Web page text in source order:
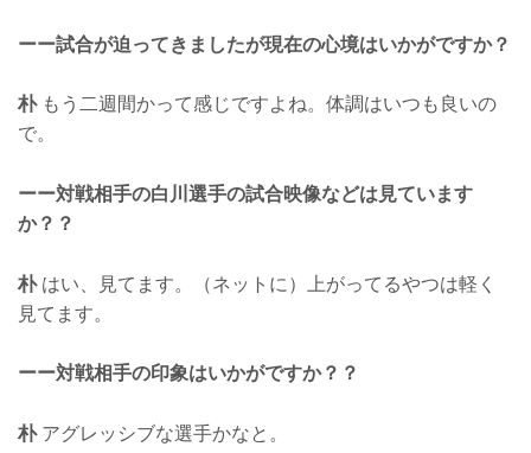
ーー試合が迫ってきましたが現在の心境はいかがですか？
朴もう二週間かって感じですよね。体調はいつも良いの
で。
ーー対戦相手の白川選手の試合映像などは見ています
か？？
朴はい、見てます。（ネットに）上がってるやつは軽く
見てます。
ーー対戦相手の印象はいかがですか？？
朴アグレッシブな選手かなと。